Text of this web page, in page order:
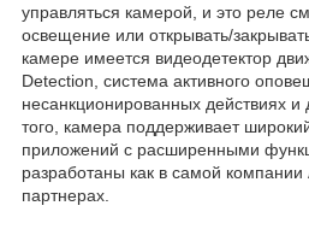
управляться камерой, и это реле
освещение или открывать/
камере имеется видеодетектор
Detection, система активного
несанкционированных действиях и
того, камера поддерживает
приложений с расширенными
разработаны как в самой компании
партнерах.